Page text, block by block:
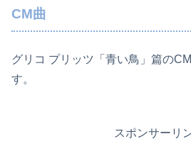
CM曲
グリコ プリッツ「青い鳥」篇の
す。
スポンサーリ